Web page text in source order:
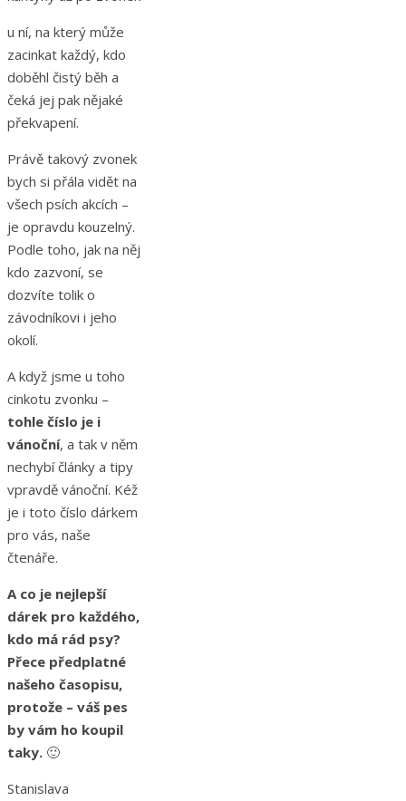
u ní, na který může
zacinkat každý, kdo
doběhl čistý běh a
čeká jej pak nějaké
překvapení.
Právě takový zvonek
bych si přála vidět na
všech psích akcích –
je opravdu kouzelný.
Podle toho, jak na něj
kdo zazvoní, se
dozvíte tolik o
závodníkovi i jeho
okolí.
A když jsme u toho
cinkotu zvonku –
tohle číslo je i
vánoční, a tak v něm
nechybí články a tipy
vpravdě vánoční. Kéž
je i toto číslo dárkem
pro vás, naše
čtenáře.
A co je nejlepší
dárek pro každého,
kdo má rád psy?
Přece předplatné
našeho časopisu,
protože – váš pes
by vám ho koupil
taky. 🙂
Stanislava